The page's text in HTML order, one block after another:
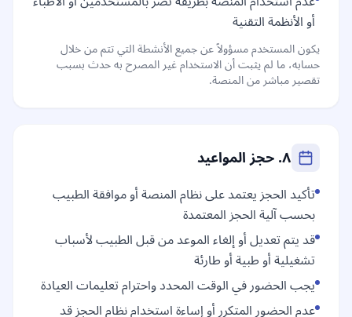
أو الأنظمة التقنية
يكون المستخدم مسؤولاً عن جميع الأنشطة التي تتم من خلال
حسابه، ما لم يثبت أن الاستخدام غير المصرح به حدث بسبب
تقصير مباشر من المنصة.
٨. حجز المواعيد
تأكيد الحجز يعتمد على نظام المنصة أو موافقة الطبيب
بحسب آلية الحجز المعتمدة
قد يتم تعديل أو إلغاء الموعد من قبل الطبيب لأسباب
تشغيلية أو طبية أو طارئة
يجب الحضور في الوقت المحدد واحترام تعليمات العيادة
عدم الحضور المتكرر أو إساءة استخدام نظام الحجز قد